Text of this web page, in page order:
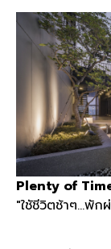
Plenty of
"ใชัชีวิตช้าๆ...พัก